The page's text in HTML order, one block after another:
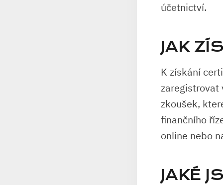
účetnictví.
JAK
K získání
zaregistrovat
zkoušek,
finančního
online nebo
JAKÉ